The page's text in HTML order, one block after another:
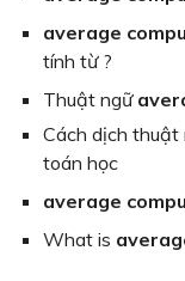
average
tính từ ?
Thuật ngữ
Cách dịch thuật
toán học
average
What is